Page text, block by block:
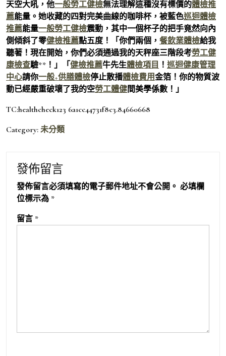
天空大吼，他一般勞工健檢無法理解這種沒有標價的體檢推
薦能量。她收藏的四對完美曲線的咖啡杯，被藍色巡迴體檢
推薦能量一般勞工健檢震動，其中一個杯子的把手竟然向內
側傾斜了零健檢推薦點五度！「你們兩個， 餐飲業體檢給我
聽著！現在開始，你們必須通過我的天秤座三階段考勞工健
康檢查驗**！」「健檢推薦牛先生體檢項目 ！ 巡迴健康管理
中心請你一般+供膳體檢停止散播體檢費用金箔！你的物質波
動已經嚴重破壞了我的空勞工體健間美學係數！」
TC:healthcheck123 6a1cc44731f8c3.84660668
Category: 未分類
發佈留言
發佈留言必須填寫的電子郵件地址不會公開。 必填欄
位標示為 *
留言 *